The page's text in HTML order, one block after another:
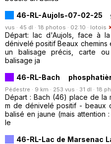
46-RL-Aujols-07-02-25
vus · 45 dl · 18 photos · 02:10 · lotois
Départ: lac d'Aujols, face à
dénivelé positif Beaux chemins
un balisage précis, carte
balisage ja
46-RL-Bach
Pédestre · 9 km · 253 vus · 31 dl · 18
Départ : Bach (46) place de la
m de dénivelé positif - beaux
balisé en jaune (mais attention
le
46-RL-Lac de Marsenac